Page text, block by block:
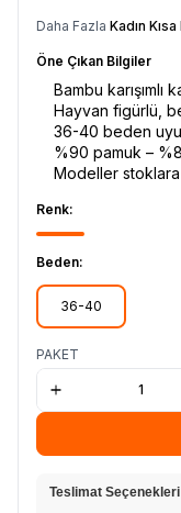
Daha Fazla Kadın
Öne Çıkan Bilgiler
Bambu karışımlı
Hayvan figürlü,
36-40 beden
%90 pamuk –
Modeller
Renk:
Beden:
36-40
PAKET
Teslimat Seçenekleri